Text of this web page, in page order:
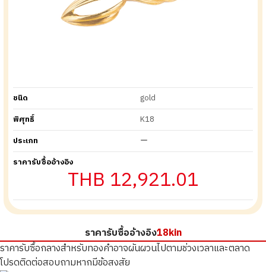
ชนิด
gold
พิศุทธิ์
K18
ประเภท
ー
ราคารับซื้ออ้างอิง
THB 12,921.01
ราคารับซื้ออ้างอิง18kin
ราคารับซื้อกลางสำหรับทองคำอาจผันผวนไปตามช่วงเวลาและตลาด
โปรดติดต่อสอบถามหากมีข้อสงสัย